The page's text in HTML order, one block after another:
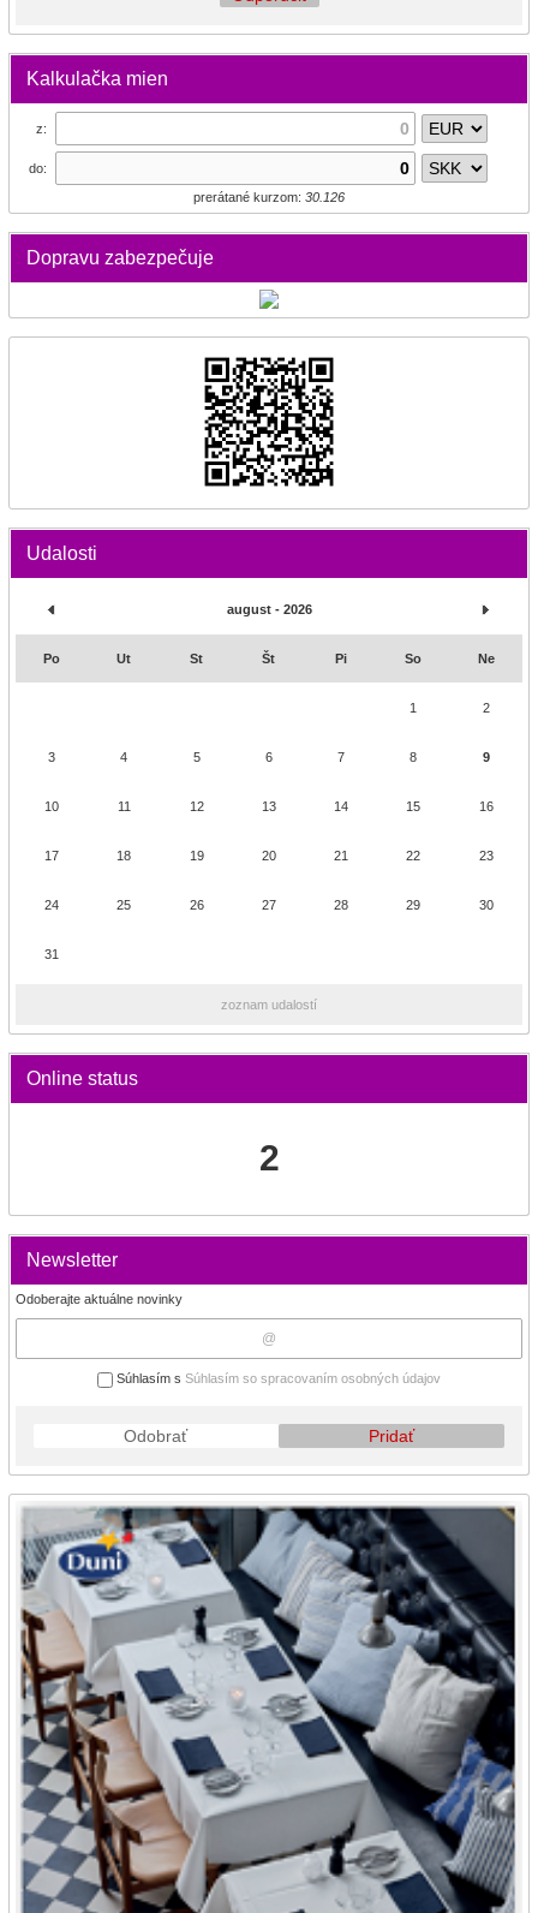
Kalkulačka mien
z:
do:
prerátané kurzom: 30.126
Dopravu zabezpečuje
Udalosti
august - 2026
Po Ut St Št Pi So Ne
1 2
3 4 5 6 7 8 9
10 11 12 13 14 15 16
17 18 19 20 21 22 23
24 25 26 27 28 29 30
31
zoznam udalostí
Online status
2
Newsletter
Odoberajte aktuálne novinky
Súhlasím s Súhlasím so spracovaním osobných údajov
Odobrať Pridať